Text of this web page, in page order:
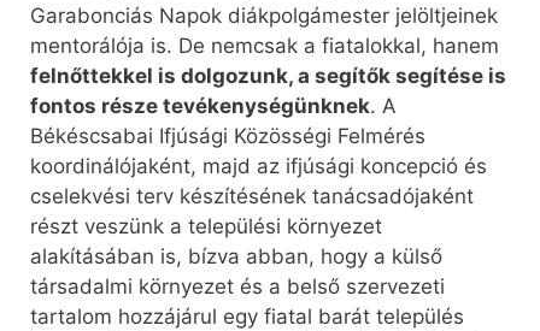
Garabonciás Napok diákpolgámester jelöltjeinek
mentorálója is. De nemcsak a fiatalokkal, hanem
felnőttekkel is dolgozunk, a segítők segítése is
fontos része tevékenységünknek. A
Békéscsabai Ifjúsági Közösségi Felmérés
koordinálójaként, majd az ifjúsági koncepció és
cselekvési terv készítésének tanácsadójaként
részt veszünk a települési környezet
alakításában is, bízva abban, hogy a külső
társadalmi környezet és a belső szervezeti
tartalom hozzájárul egy fiatal barát település